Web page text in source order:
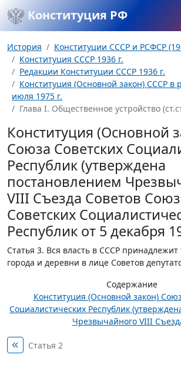
Конституция РФ
История
Конституции СССР и РСФСР
Конституция СССР 1936 г.
Редакции Конституции СССР 1936 г.
Конституция (Основной закон) СССР в
июля 1975 г.
Глава I. Общественное устройство
Конституция (Основной
Союза Советских
Республик (утверждена
постановлением
VIII Съезда Советов
Советских
Республик от 5 декабря
Статья 3. Вся власть в СССР
города и деревни в лице Советов
Содержание
Конституция (Основной закон)
Социалистических Республик
Чрезвычайного VIII
Статья 2